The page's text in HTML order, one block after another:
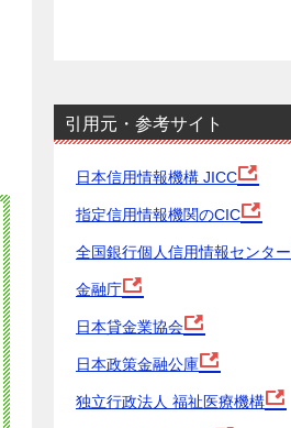
引用元・参考サイト
日本信用情報機構 JICC
指定信用情報機関のCIC
全国銀行個人信用情報センター
金融庁
日本貸金業協会
日本政策金融公庫
独立行政法人 福祉医療機構